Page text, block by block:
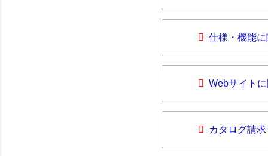
仕様・機能
Webサイト
カタログ請求